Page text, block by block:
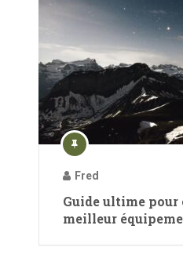
Fred
Guide ultime
meilleur